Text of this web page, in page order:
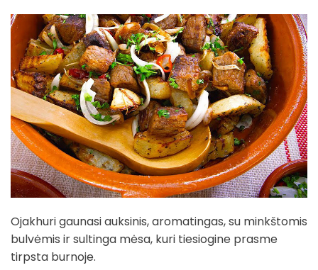
Ojakhuri gaunasi auksinis, aromatingas, su minkštomis
bulvėmis ir sultinga mėsa, kuri tiesiogine prasme
tirpsta burnoje.